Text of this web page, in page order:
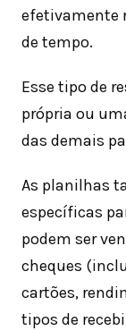
efetivamente
de tempo.
Esse tipo de
própria ou
das demais
As planilhas
específicas
podem ser
cheques
cartões,
tipos de